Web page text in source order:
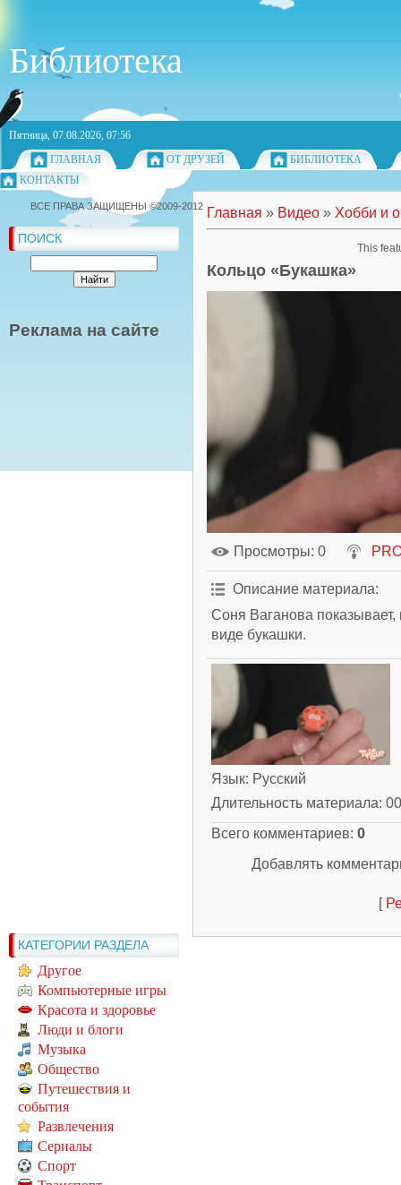
Библиотека
Пятница, 07.08.2026, 07:56
ГЛАВНАЯ
ОТ ДРУЗЕЙ
БИБЛИОТЕКА
КОНТАКТЫ
ПОИСК
Реклама на сайте
КАТЕГОРИИ РАЗДЕЛА
Другое
Компьютерные игры
Красота и здоровье
Люди и блоги
Музыка
Общество
Путешествия и
события
Развлечения
Сериалы
Спорт
Главная » Видео » Хобби и
Кольцо «Букашка»
Просмотры: 0
Описание материала:
Соня Ваганова
виде букашки.
Язык: Русский
Длительность материала:
Всего комментариев: 0
Добавлять
[
ВСЕ ПРАВА ЗАЩИЩЕНЫ ©2009-2012
This